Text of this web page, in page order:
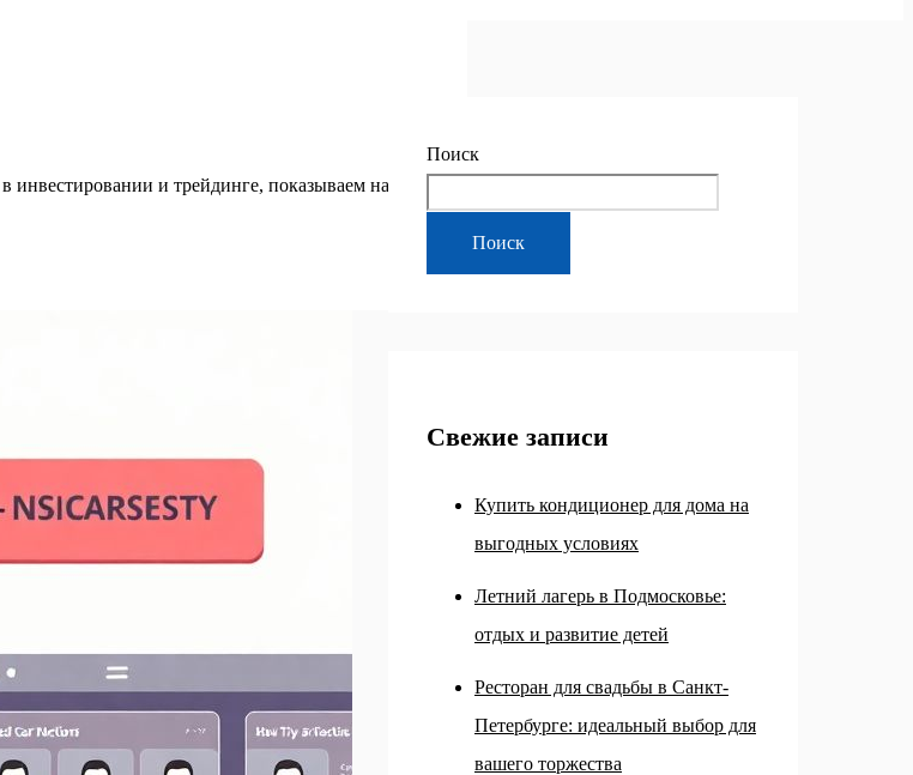
инвестировании и трейдинге, показываем на
Поиск
Поиск
Свежие записи
Купить кондиционер для дома на
выгодных условиях
Летний лагерь в Подмосковье:
отдых и развитие детей
Ресторан для свадьбы в Санкт-
Петербурге: идеальный выбор для
вашего торжества